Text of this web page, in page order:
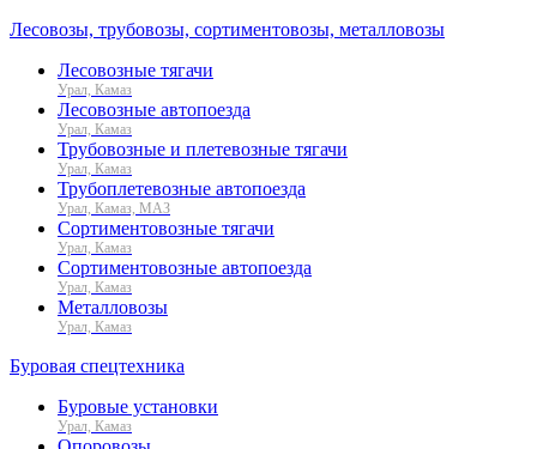
Лесовозы, трубовозы, сортиментовозы, металловозы
Лесовозные тягачи
Урал, Камаз
Лесовозные автопоезда
Урал, Камаз
Трубовозные и плетевозные тягачи
Урал, Камаз
Трубоплетевозные автопоезда
Урал, Камаз, МАЗ
Сортиментовозные тягачи
Урал, Камаз
Сортиментовозные автопоезда
Урал, Камаз
Металловозы
Урал, Камаз
Буровая спецтехника
Буровые установки
Урал, Камаз